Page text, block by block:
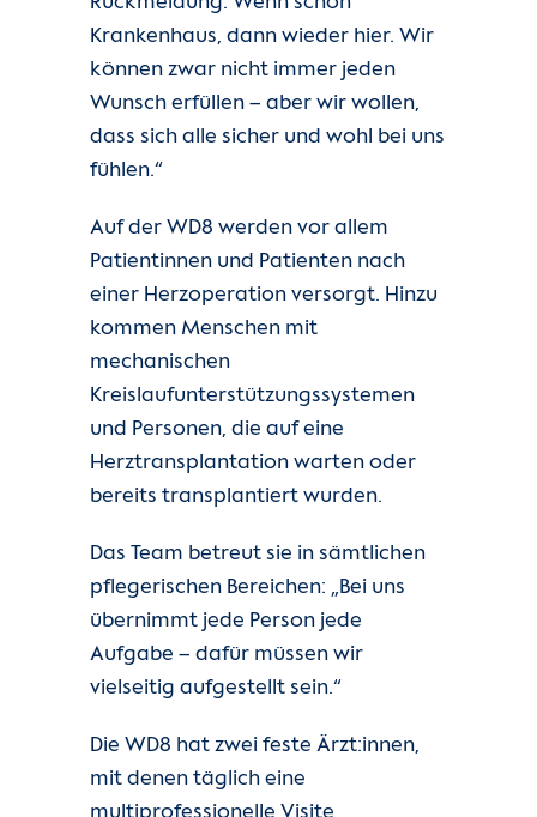
Krankenhaus, dann wieder hier. Wir
können zwar nicht immer jeden
Wunsch erfüllen – aber wir wollen,
dass sich alle sicher und wohl bei uns
fühlen.“
Auf der WD8 werden vor allem
Patientinnen und Patienten nach
einer Herzoperation versorgt. Hinzu
kommen Menschen mit
mechanischen
Kreislaufunterstützungssystemen
und Personen, die auf eine
Herztransplantation warten oder
bereits transplantiert wurden.
Das Team betreut sie in sämtlichen
pflegerischen Bereichen: „Bei uns
übernimmt jede Person jede
Aufgabe – dafür müssen wir
vielseitig aufgestellt sein.“
Die WD8 hat zwei feste Ärzt:innen,
mit denen täglich eine